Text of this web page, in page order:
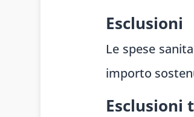
Esclusioni
Le spese
importo
Esclusioni